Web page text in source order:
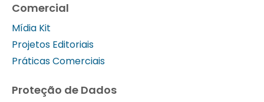
Comercial
Mídia Kit
Projetos Editoriais
Práticas Comerciais
Proteção de Dados